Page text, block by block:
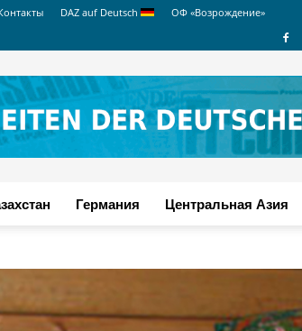
DAZ auf Deutsch ОФ «Возрождение»
Германия Центральная Азия